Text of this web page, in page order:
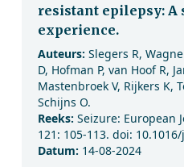
resistant epilepsy: A
experience.
Auteurs: Slegers R,
D, Hofman P, van Hoof R,
Mastenbroek V, Rijkers K,
Schijns O.
Reeks: Seizure: European
121: 105-113. doi:
Datum: 14-08-2024